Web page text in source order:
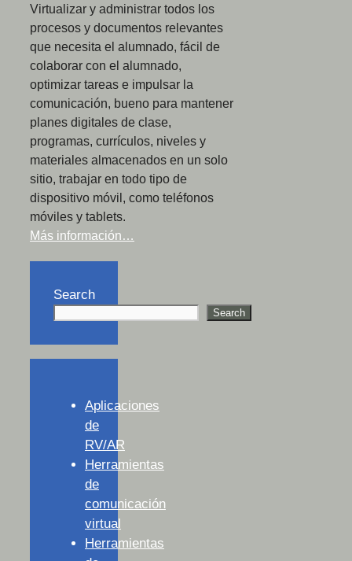
Virtualizar y administrar todos los
procesos y documentos relevantes
que necesita el alumnado, fácil de
colaborar con el alumnado,
optimizar tareas e impulsar la
comunicación, bueno para mantener
planes digitales de clase,
programas, currículos, niveles y
materiales almacenados en un solo
sitio, trabajar en todo tipo de
dispositivo móvil, como teléfonos
móviles y tablets.
Más información…
Search
Search
Aplicaciones
de
RV/AR
Herramientas
de
comunicación
virtual
Herramientas